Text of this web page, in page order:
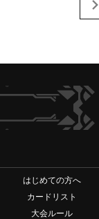
はじめての方へ
カードリスト
大会ルール